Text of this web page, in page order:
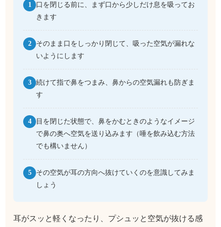
1
口を閉じる前に、まず口から少しだけ息を吸ってお
きます
2
そのまま口をしっかり閉じて、吸った空気が漏れな
いようにします
3
続けて指で鼻をつまみ、鼻からの空気漏れも防ぎま
す
4
目を閉じた状態で、鼻をかむときのようなイメージ
で鼻の奥へ空気を送り込みます（唾を飲み込む方法
でも構いません）
5
その空気が耳の方向へ抜けていくのを意識してみま
しょう
耳がスッと軽くなったり、プシュッと空気が抜ける感